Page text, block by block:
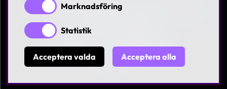
© 1997-2026 Askås I&R AB. All rights reserved. Se
våra
In English
Marknadsföring
Statistik
Acceptera valda Acceptera alla